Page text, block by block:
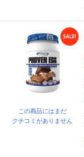
この商品にはまだ
クチコミがありません